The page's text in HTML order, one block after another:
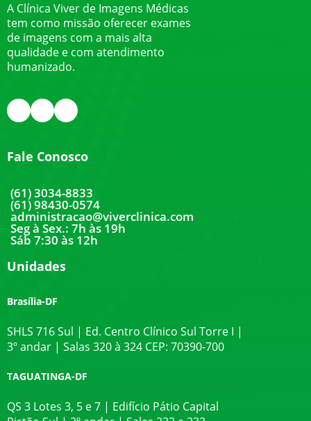
A Clínica Viver de Imagens Médicas
tem como missão oferecer exames
de imagens com a mais alta
qualidade e com atendimento
humanizado.
Fale Conosco
(61) 3034-8833
(61) 98430-0574
administracao@viverclinica.com
Seg à Sex.: 7h às 19h
Sáb 7:30 às 12h
Unidades
Brasília-DF
SHLS 716 Sul | Ed. Centro Clínico Sul Torre I |
3º andar | Salas 320 à 324 CEP: 70390-700
TAGUATINGA-DF
QS 3 Lotes 3, 5 e 7 | Edifício Pátio Capital